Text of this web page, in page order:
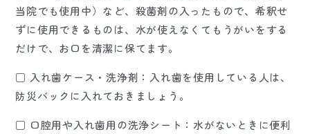
当院でも使用中）など、殺菌剤の入ったもので、希釈せ
ずに使用できるものは、水が使えなくてもうがいをする
だけで、お口を清潔に保てます。
□ 入れ歯ケース・洗浄剤：入れ歯を使用している人は、
防災バックに入れておきましょう。
□ 口腔用や入れ歯用の洗浄シート：水がないときに便利